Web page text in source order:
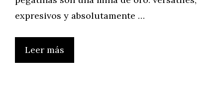
expresivos y absolutamente …
Leer más